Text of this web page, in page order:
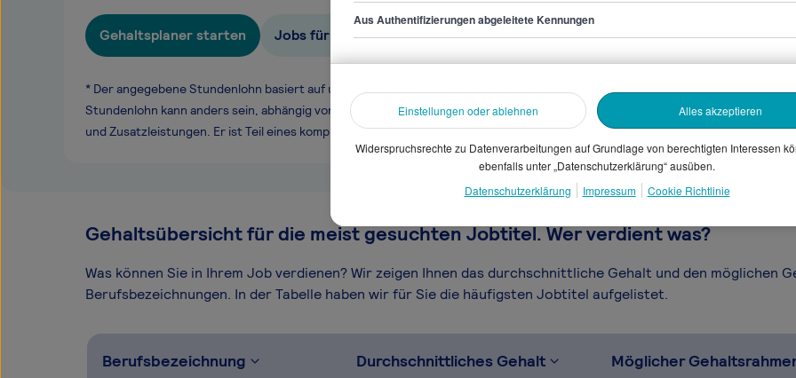
Gehaltsplaner starten Jobs für Controller/in
* Der angegebene Stundenlohn basiert auf unseren gesammelten Daten. Dein
Stundenlohn kann anders sein, abhängig von Überstunden, Branche, Selbstständigkeit
und Zusatzleistungen. Er ist Teil eines komplexen Vergütungssystems.
Gehaltsübersicht für die meist gesuchten Jobtitel. Wer verdient was?
Was können Sie in Ihrem Job verdienen? Wir zeigen Ihnen das durchschnittliche Gehalt und den möglichen
Berufsbezeichnungen. In der Tabelle haben wir für Sie die häufigsten Jobtitel aufgelistet.
Berufsbezeichnung Durchschnittliches Gehalt Möglicher
Aus Authentifizierungen abgeleitete Kennungen
Einstellungen oder ablehnen Alles akzeptieren
Widerspruchsrechte zu Datenverarbeitungen auf Grundlage von berechtigten Interessen
ebenfalls unter „Datenschutzerklärung“ ausüben.
Datenschutzerklärung
Impressum Cookie Richtlinie